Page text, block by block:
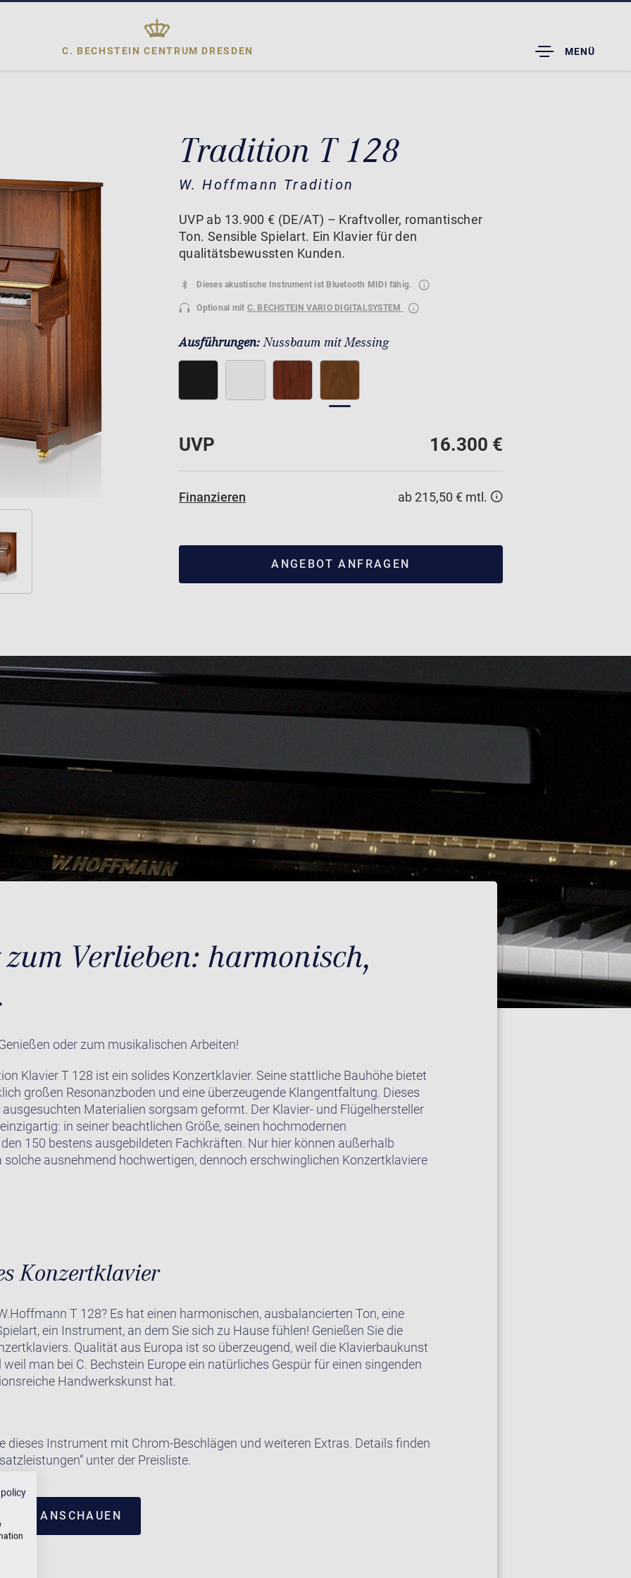
C. BECHSTEIN CENTRUM DRESDEN
TOGGLE
DROPDOWN
MENÜ
Tradition T 128
W. Hoffmann Tradition
UVP ab 13.900 € (DE/AT) – Kraftvoller, romantischer
Ton. Sensible Spielart. Ein Klavier für den
qualitätsbewussten Kunden.
Dieses akustische Instrument ist Bluetooth MIDI fähig.
Optional mit C. BECHSTEIN VARIO DIGITALSYSTEM
Ausführungen:Nussbaum mit Messing
UVP 16.300 €
Finanzieren ab 215,50 € mtl.
ANGEBOT ANFRAGEN
Verlieben: harmonisch,
oder zum musikalischen Arbeiten!
Klavier T 128 ist ein solides Konzertklavier. Seine stattliche Bauhöhe bietet
großen Resonanzboden und eine überzeugende Klangentfaltung. Dieses
Materialien sorgsam geformt. Der Klavier- und Flügelhersteller
in seiner beachtlichen Größe, seinen hochmodernen
150 bestens ausgebildeten Fachkräften. Nur hier können außerhalb
solche ausnehmend hochwertigen, dennoch erschwinglichen Konzertklaviere
Konzertklavier
T 128? Es hat einen harmonischen, ausbalancierten Ton, eine
ein Instrument, an dem Sie sich zu Hause fühlen! Genießen Sie die
Qualität aus Europa ist so überzeugend, weil die Klavierbaukunst
man bei C. Bechstein Europe ein natürliches Gespür für einen singenden
Handwerkskunst hat.
dieses Instrument mit Chrom-Beschlägen und weiteren Extras. Details finden
unter der Preisliste.
ANSCHAUEN